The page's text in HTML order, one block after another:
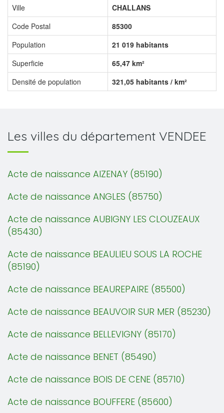
Ville
CHALLANS
Code Postal
85300
Population
21 019 habitants
Superficie
65,47 km²
Densité de population
321,05 habitants / km²
Les villes du département VENDEE
Acte de naissance AIZENAY (85190)
Acte de naissance ANGLES (85750)
Acte de naissance AUBIGNY LES CLOUZEAUX
(85430)
Acte de naissance BEAULIEU SOUS LA ROCHE
(85190)
Acte de naissance BEAUREPAIRE (85500)
Acte de naissance BEAUVOIR SUR MER (85230)
Acte de naissance BELLEVIGNY (85170)
Acte de naissance BENET (85490)
Acte de naissance BOIS DE CENE (85710)
Acte de naissance BOUFFERE (85600)